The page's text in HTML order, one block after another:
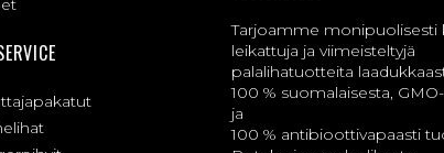
Tarjoamme monipuolisesti
leikattuja ja viimeisteltyjä
palalihatuotteita
100 % suomalaisesta,
ja
100 % antibioottivapaasti